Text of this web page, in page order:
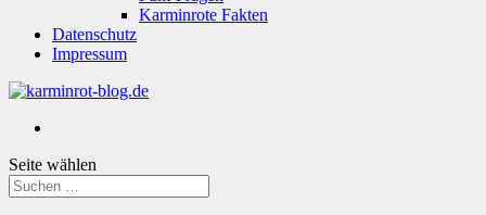
Karminrote Fakten
Datenschutz
Impressum
Seite wählen